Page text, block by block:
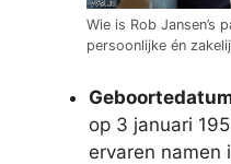
Wie is Rob Jansen’s
persoonlijke én
op 3 januari
ervaren namen